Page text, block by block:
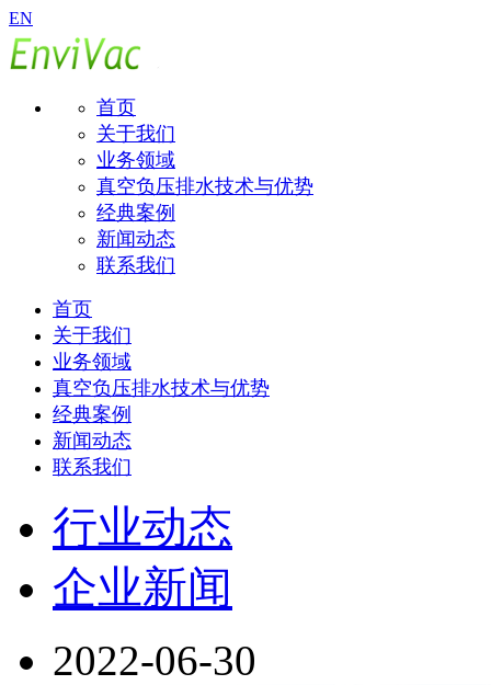
EN
首页
关于我们
业务领域
真空负压排水技术与优势
经典案例
新闻动态
联系我们
首页
关于我们
业务领域
真空负压排水技术与优势
经典案例
新闻动态
联系我们
行业动态
企业新闻
2022-06-30